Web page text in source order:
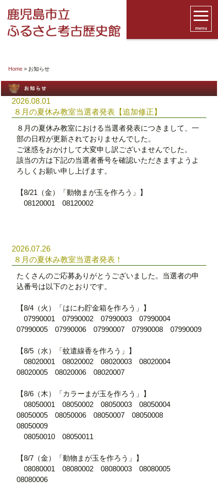
menu
Home > お知らせ
2026.08.01
８月の夏休み教室当選者発表【追加修正】
８月の夏休み教室における当選者発表につきまして、一
部の日程が更新されておりませんでした。
ご迷惑をおかけして大変申し訳ございませんでした。
該当の方は下記の当選者番号を確認いただきますようよ
ろしくお願い申し上げます。
【8/21（金）「動物まが玉を作ろう」】
08120001 08120002
2026.07.26
８月の夏休み教室当選者発表！
たくさんのご応募ありがとうございました。当選者の申
込番号は以下のとおりです。
【8/4（火）「はにわ貯金箱を作ろう」】
07990001 07990002 07990003 07990004
07990005 07990006 07990007 07990008 07990009
【8/5（水）「蚊遣線香を作ろう」】
08020001 08020002 08020003 08020004
08020005 08020006 08020007
【8/6（木）「カラーまが玉を作ろう」】
08050001 08050002 08050003 08050004
08050005 08050006 08050007 08050008
08050009
08050010 08050011
【8/7（金）「動物まが玉を作ろう」】
08080001 08080002 08080003 08080005
08080006